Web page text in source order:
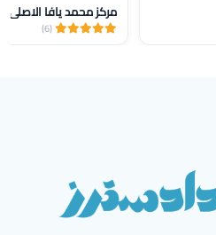
مركز محمد يافا الاصلي
(6)